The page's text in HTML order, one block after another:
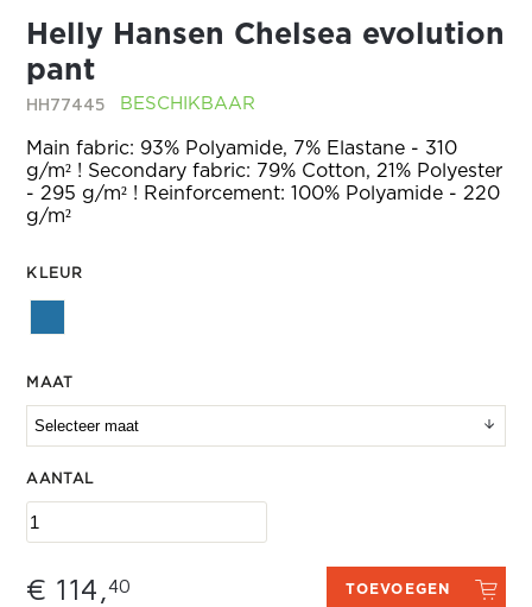
Helly Hansen Chelsea evolution
pant
HH77445 BESCHIKBAAR
Main fabric: 93% Polyamide, 7% Elastane - 310
g/m² ! Secondary fabric: 79% Cotton, 21% Polyester
- 295 g/m² ! Reinforcement: 100% Polyamide - 220
g/m²
KLEUR
MAAT
AANTAL
€ 114,40 TOEVOEGEN